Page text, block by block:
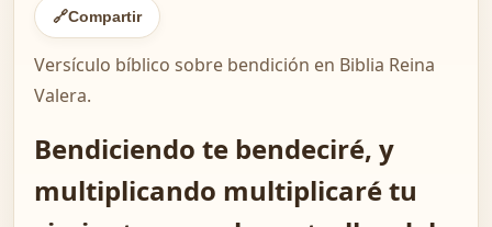
🔗Compartir
Versículo bíblico sobre bendición en Biblia Reina
Valera.
Bendiciendo te bendeciré, y
multiplicando multiplicaré tu